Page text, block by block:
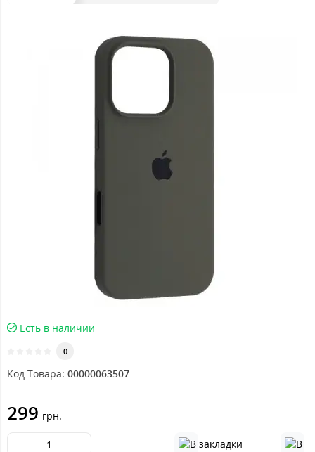
Есть в наличии
0
Код Товара: 00000063507
299 грн.